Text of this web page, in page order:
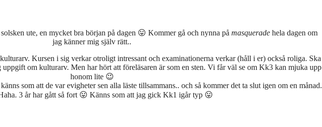
ute, en mycket bra början på dagen 😛 Kommer gå och nynna på masqueradehela dagen om
jag känner mig själv rätt..
Kursen i sig verkar otroligt intressant och examinationerna verkar (håll i er) också roliga. Ska
om kulturarv. Men har hört att föreläsaren är som en sten. Vi får väl se om Kk3 kan mjuka upp
honom lite 😉
som att de var evigheter sen alla läste tillsammans.. och så kommer det ta slut igen om en månad.
3 år har gått så fort 😛 Känns som att jag gick Kk1 igår typ 😛